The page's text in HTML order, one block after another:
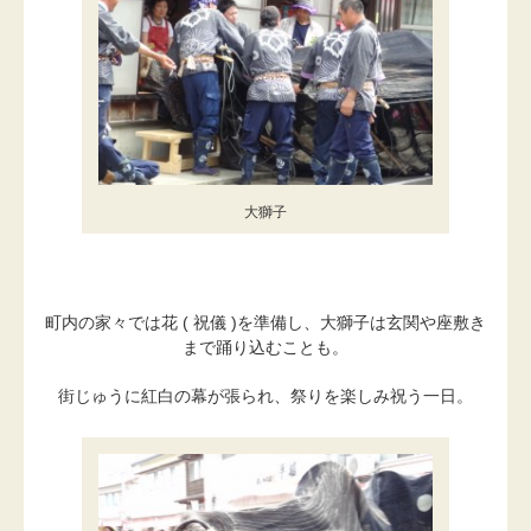
大獅子
町内の家々では花 ( 祝儀 )を準備し、大獅子は玄関や座敷き
まで踊り込むことも。
街じゅうに紅白の幕が張られ、祭りを楽しみ祝う一日。